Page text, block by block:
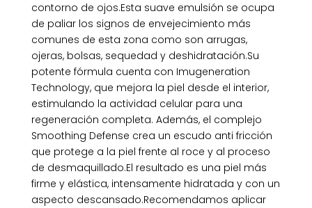
contorno de ojos.Esta suave emulsión se ocupa
de paliar los signos de envejecimiento más
comunes de esta zona como son arrugas,
ojeras, bolsas, sequedad y deshidratación.Su
potente fórmula cuenta con Imugeneration
Technology, que mejora la piel desde el interior,
estimulando la actividad celular para una
regeneración completa. Además, el complejo
Smoothing Defense crea un escudo anti fricción
que protege a la piel frente al roce y al proceso
de desmaquillado.El resultado es una piel más
firme y elástica, intensamente hidratada y con un
aspecto descansado.Recomendamos aplicar